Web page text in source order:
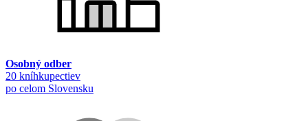
Osobný odber
20 kníhkupectiev
po celom Slovensku